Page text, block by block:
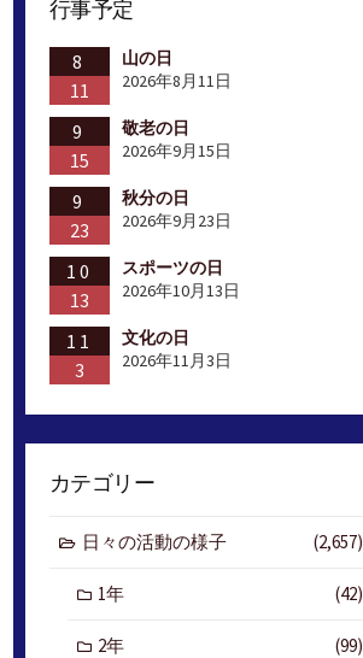
行事予定
8
11
山の日
2026年8月11日
9
15
敬老の日
2026年9月15日
9
23
秋分の日
2026年9月23日
10
13
スポーツの日
2026年10月13日
11
3
文化の日
2026年11月3日
カテゴリー
日々の活動の様子 (2,657)
1年 (42)
2年 (99)